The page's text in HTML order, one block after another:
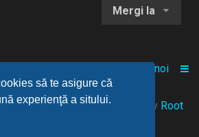
să te asigure că
experienţă a sitului.
Mergi la
Despre noi
byFANGAMES™• Design by Root